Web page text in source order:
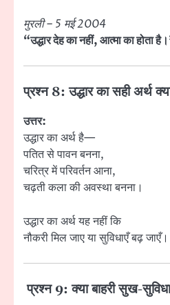
मुरली – 5 मई 2004
“उद्धार देह का नहीं, आत्मा का होता
प्रश्न 8: उद्धार का सही अर्थ
उत्तर:
उद्धार का अर्थ है—
पतित से पावन बनना,
चरित्र में परिवर्तन आना,
चढ़ती कला की अवस्था बनना।
उद्धार का अर्थ यह नहीं कि
नौकरी मिल जाए या सुविधाएँ बढ़ जाएँ।
प्रश्न 9: क्या बाहरी सुख-